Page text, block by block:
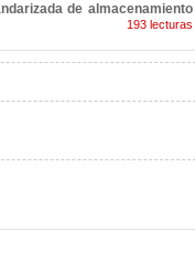
de almacenamiento
193 lecturas